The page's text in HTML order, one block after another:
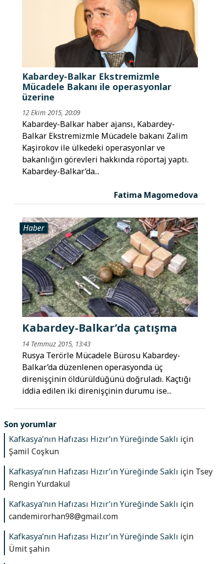
Kabardey-Balkar Ekstremizmle
Mücadele Bakanı ile operasyonlar
üzerine
12 Ekim 2015, 20:09
Kabardey-Balkar haber ajansı, Kabardey-
Balkar Ekstremizmle Mücadele bakanı Zalim
Kaşirokov ile ülkedeki operasyonlar ve
bakanlığın görevleri hakkında röportaj yaptı.
Kabardey-Balkar’da...
Fatima Magomedova
Haber
Kabardey-Balkar’da çatışma
14 Temmuz 2015, 13:43
Rusya Terörle Mücadele Bürosu Kabardey-
Balkar’da düzenlenen operasyonda üç
direnişçinin öldürüldüğünü doğruladı. Kaçtığı
iddia edilen iki direnişçinin durumu ise...
Son yorumlar
Kafkasya’nın Hafızası Hızır’ın Yüreğinde Saklı için
Şamil Coşkun
Kafkasya’nın Hafızası Hızır’ın Yüreğinde Saklı için Tsey
Rengin Yurdakul
Kafkasya’nın Hafızası Hızır’ın Yüreğinde Saklı için
candemirorhan98@gmail.com
Kafkasya’nın Hafızası Hızır’ın Yüreğinde Saklı için
Ümit şahin